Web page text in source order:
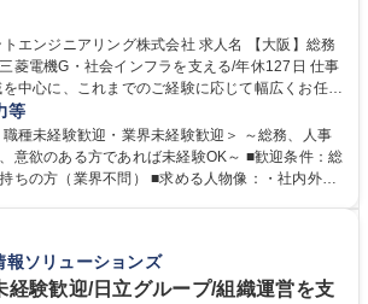
休み 服装自由 寮・社宅あり 食事補助あり
アリング株式会社 求人名 【大阪】総務
電機G・社会インフラを支える/年休127日 仕事
中心に、これまでのご経験に応じて幅広くお任せ
など）
厚生運用 など ※基本的には事務所勤務ですが、
により、関西圏以外への日帰り・宿泊を伴う国内
当業務を持ちつつ、お互いに助け合いながら、総
等
種未経験歓迎・業界未経験歓迎＞ ～総務、人事
意欲のある方であれば未経験OK～ ■歓迎条件：総
不問） ■求める人物像：・社内外の
報ソリューションズ
経験歓迎/日立グループ/組織運営を支